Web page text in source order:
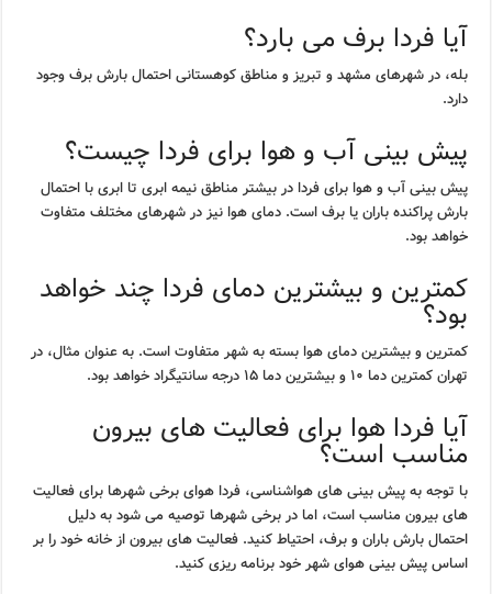
آیا فردا برف می بارد؟
بله، در شهرهای مشهد و تبریز و مناطق کوهستانی احتمال بارش برف وجود
دارد.
پیش بینی آب و هوا برای فردا چیست؟
پیش بینی آب و هوا برای فردا در بیشتر مناطق نیمه ابری تا ابری با احتمال
بارش پراکنده باران یا برف است. دمای هوا نیز در شهرهای مختلف متفاوت
خواهد بود.
کمترین و بیشترین دمای فردا چند خواهد
بود؟
کمترین و بیشترین دمای هوا بسته به شهر متفاوت است. به عنوان مثال، در
تهران کمترین دما ۱۰ و بیشترین دما ۱۵ درجه سانتیگراد خواهد بود.
آیا فردا هوا برای فعالیت های بیرون
مناسب است؟
با توجه به پیش بینی های هواشناسی، فردا هوای برخی شهرها برای فعالیت
های بیرون مناسب است، اما در برخی شهرها توصیه می شود به دلیل
احتمال بارش باران و برف، احتیاط کنید. فعالیت های بیرون از خانه خود را بر
اساس پیش بینی هوای شهر خود برنامه ریزی کنید.